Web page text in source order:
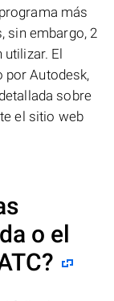
más
sin embargo, 2
El
por Autodesk,
sobre
el sitio web
o el
?